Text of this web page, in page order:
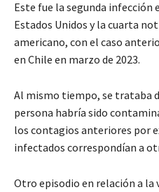
Este fue la segunda infección
Estados Unidos y la cuarta
americano, con el caso
en Chile en marzo de 2023.
Al mismo tiempo, se trataba
persona habría sido
los contagios anteriores por
infectados correspondían a
Otro episodio en relación a la